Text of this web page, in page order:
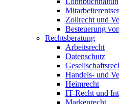
Zollrecht und
Besteuerung
Rechtsberatung
Arbeitsrecht
Datenschutz
Handels- und
Heimrecht
IT-Recht und
Markenrecht